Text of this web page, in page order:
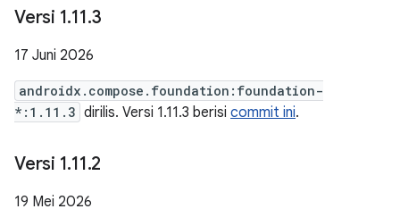
Versi 1.11.3
17 Juni 2026
androidx.compose.foundation:foundation-
*:1.11.3 dirilis. Versi 1.11.3 berisi commit ini.
Versi 1.11.2
19 Mei 2026